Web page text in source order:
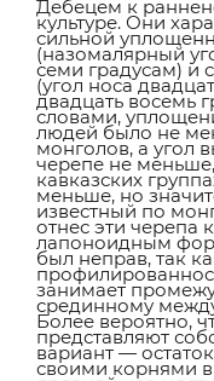
Дебецем к
культуре. Они
сильной
(назомалярный
семи градусам) и
(угол носа
двадцать восемь
словами,
людей было не
монголов, а угол
черепе не
кавказских
меньше, но
известный по
отнес эти
лапоноидным
был неправ, так
занимает
срединному
Более вероятно,
представляют
вариант —
своими корнями